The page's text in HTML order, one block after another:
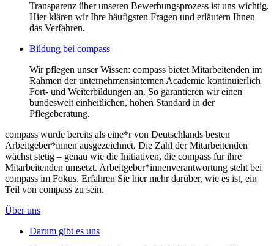
Transparenz über unseren Bewerbungsprozess ist uns wichtig.
Hier klären wir Ihre häufigsten Fragen und erläutern Ihnen
das Verfahren.
Bildung bei compass
Wir pflegen unser Wissen: compass bietet Mitarbeitenden im
Rahmen der unternehmensinternen Academie kontinuierlich
Fort- und Weiterbildungen an. So garantieren wir einen
bundesweit einheitlichen, hohen Standard in der
Pflegeberatung.
compass wurde bereits als eine*r von Deutschlands besten
Arbeitgeber*innen ausgezeichnet. Die Zahl der Mitarbeitenden
wächst stetig – genau wie die Initiativen, die compass für ihre
Mitarbeitenden umsetzt. Arbeitgeber*innenverantwortung steht bei
compass im Fokus. Erfahren Sie hier mehr darüber, wie es ist, ein
Teil von compass zu sein.
Über uns
Darum gibt es uns